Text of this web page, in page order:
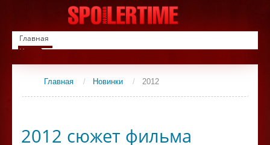
Главная
Новинки
Список фильмов
СериалыГлавная / Новинки / 2012
2012 сюжет фильма